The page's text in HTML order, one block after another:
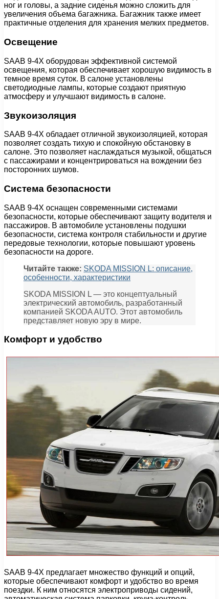
ног и головы, а задние сиденья можно сложить для
увеличения объема багажника. Багажник также имеет
практичные отделения для хранения мелких предметов.
Освещение
SAAB 9-4X оборудован эффективной системой
освещения, которая обеспечивает хорошую видимость в
темное время суток. В салоне установлены
светодиодные лампы, которые создают приятную
атмосферу и улучшают видимость в салоне.
Звукоизоляция
SAAB 9-4X обладает отличной звукоизоляцией, которая
позволяет создать тихую и спокойную обстановку в
салоне. Это позволяет наслаждаться музыкой, общаться
с пассажирами и концентрироваться на вождении без
посторонних шумов.
Система безопасности
SAAB 9-4X оснащен современными системами
безопасности, которые обеспечивают защиту водителя и
пассажиров. В автомобиле установлены подушки
безопасности, система контроля стабильности и другие
передовые технологии, которые повышают уровень
безопасности на дороге.
Читайте также: SKODA MISSION L: описание,
особенности, характеристики
SKODA MISSION L — это концептуальный
электрический автомобиль, разработанный
компанией SKODA AUTO. Этот автомобиль
представляет новую эру в мире.
Комфорт и удобство
SAAB 9-4X предлагает множество функций и опций,
которые обеспечивают комфорт и удобство во время
поездки. К ним относятся электроприводы сидений,